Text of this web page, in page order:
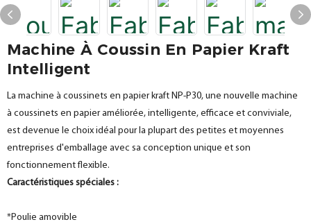
Machine À Coussin En Papier Kraft
Intelligent
La machine à coussinets en papier kraft NP-P30, une nouvelle machine
à coussinets en papier améliorée, intelligente, efficace et conviviale,
est devenue le choix idéal pour la plupart des petites et moyennes
entreprises d'emballage avec sa conception unique et son
fonctionnement flexible.
Caractéristiques spéciales :
*Poulie amovible